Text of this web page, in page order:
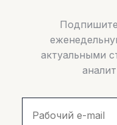
актуальными